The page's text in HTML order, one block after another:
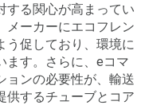
する関心が高まってい
メーカーにエコフレン
う促しており、環境に
ます。さらに、eコマ
ョンの必要性が、輸送
供するチューブとコア